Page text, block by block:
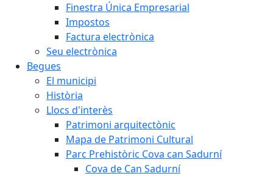
Finestra Única Empresarial
Impostos
Factura electrònica
Seu electrònica
Begues
El municipi
Història
Llocs d'interès
Patrimoni arquitectònic
Mapa de Patrimoni Cultural
Parc Prehistòric Cova can Sadurní
Cova de Can Sadurní